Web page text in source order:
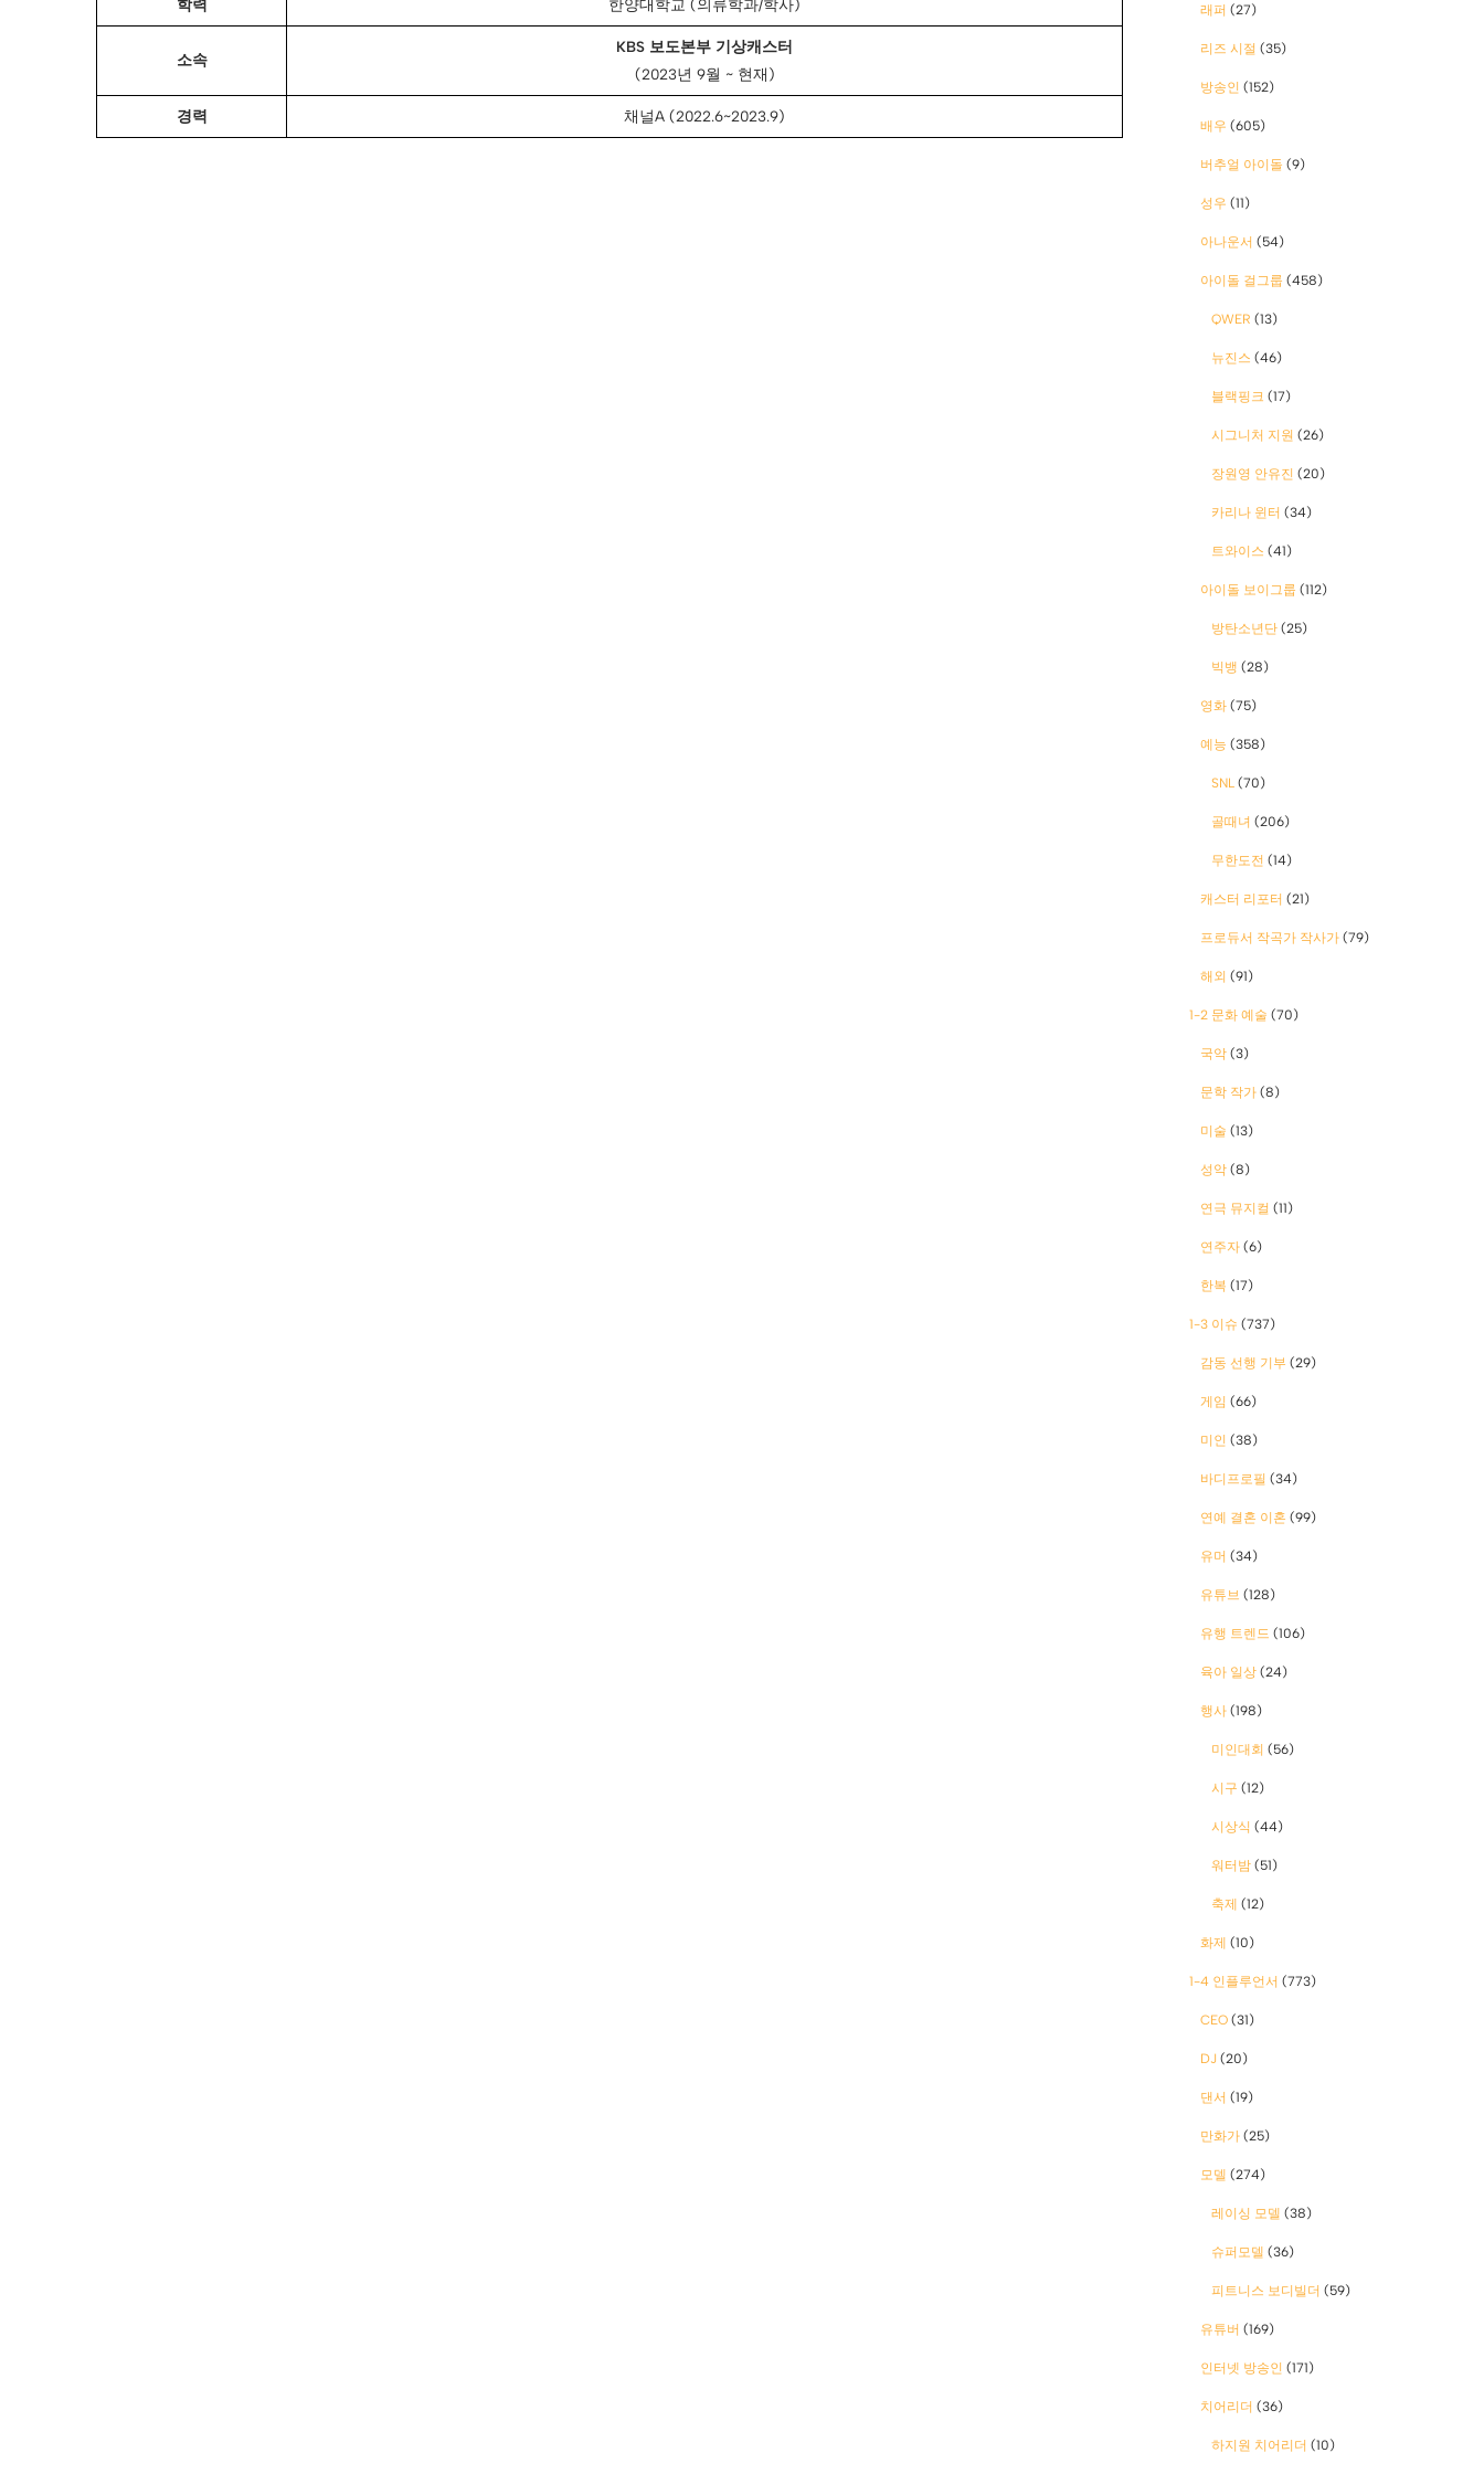
학력 한양대학교 (의류학과/학사)
소속
KBS 보도본부 기상캐스터
(2023년 9월 ~ 현재)
경력 채널A (2022.6~2023.9)
래퍼 (27)
리즈 시절 (35)
방송인 (152)
배우 (605)
버추얼 아이돌 (9)
성우 (11)
아나운서 (54)
아이돌 걸그룹 (458)
QWER (13)
뉴진스 (46)
블랙핑크 (17)
시그니처 지원 (26)
장원영 안유진 (20)
카리나 윈터 (34)
트와이스 (41)
아이돌 보이그룹 (112)
방탄소년단 (25)
빅뱅 (28)
영화 (75)
예능 (358)
SNL (70)
골때녀 (206)
무한도전 (14)
캐스터 리포터 (21)
프로듀서 작곡가 작사가 (79)
해외 (91)
1-2 문화 예술 (70)
국악 (3)
문학 작가 (8)
미술 (13)
성악 (8)
연극 뮤지컬 (11)
연주자 (6)
한복 (17)
1-3 이슈 (737)
감동 선행 기부 (29)
게임 (66)
미인 (38)
바디프로필 (34)
연예 결혼 이혼 (99)
유머 (34)
유튜브 (128)
유행 트렌드 (106)
육아 일상 (24)
행사 (198)
미인대회 (56)
시구 (12)
시상식 (44)
워터밤 (51)
축제 (12)
화제 (10)
1-4 인플루언서 (773)
CEO (31)
DJ (20)
댄서 (19)
만화가 (25)
모델 (274)
레이싱 모델 (38)
슈퍼모델 (36)
피트니스 보디빌더 (59)
유튜버 (169)
인터넷 방송인 (171)
치어리더 (36)
하지원 치어리더 (10)